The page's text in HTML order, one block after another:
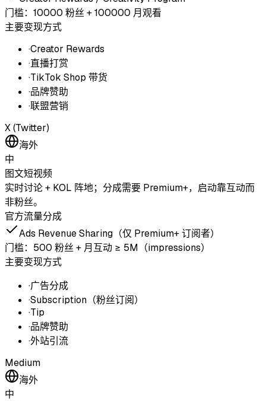
门槛： 10000 粉丝 + 100000 月观看
主要变现方式
·Creator Rewards
·直播打赏
·TikTok Shop 带货
·品牌赞助
·联盟营销
X (Twitter)
海外
中
图文短视频
实时讨论 + KOL 阵地；分成需要 Premium+，启动靠互动而
非粉丝。
官方流量分成
Ads Revenue Sharing（仅 Premium+ 订阅者）
门槛： 500 粉丝 + 月互动 ≥ 5M（impressions）
主要变现方式
·广告分成
·Subscription（粉丝订阅）
·Tip
·品牌赞助
·外站引流
Medium
海外
中